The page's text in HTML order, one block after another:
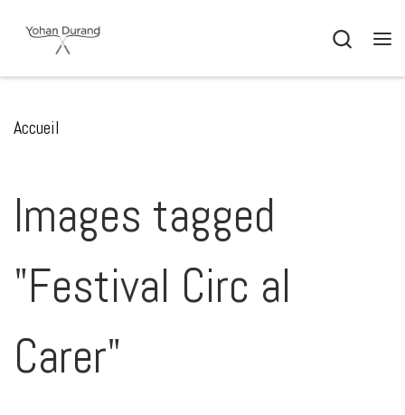
Passer au contenu
Search
Accueil
Images tagged
"Festival Circ al
Carer"